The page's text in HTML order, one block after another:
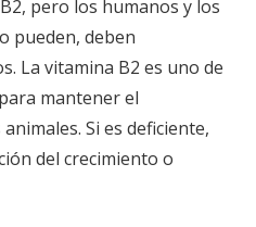
pero los humanos y los
pueden, deben
La vitamina B2 es uno de
mantener el
Si es deficiente,
del crecimiento o